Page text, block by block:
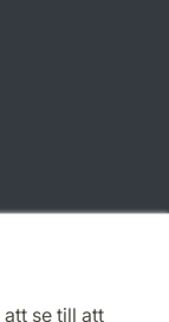
se till att